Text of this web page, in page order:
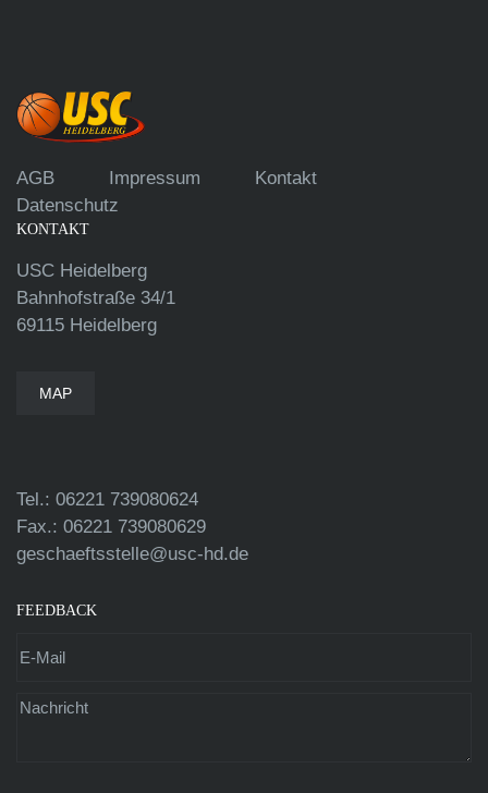
AGB Impressum
Kontakt
Datenschutz
KONTAKT
USC Heidelberg
Bahnhofstraße 34/1
69115 Heidelberg
MAP
Tel.: 06221 739080624
Fax.: 06221 739080629
geschaeftsstelle@usc-hd.de
FEEDBACK